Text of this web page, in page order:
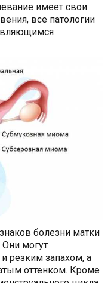
имеет свои
все патологии
болезни матки
могут
резким запахом, а
оттенком. Кроме